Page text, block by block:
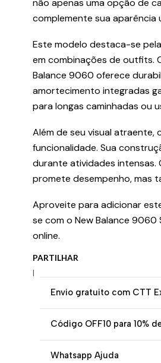
não apenas uma opção de
complemente sua aparência
Este modelo destaca-se
em combinações de outfits.
Balance 9060 oferece
amortecimento integradas
para longas caminhadas ou
Além de seu visual atraente,
funcionalidade. Sua
durante atividades intensas.
promete desempenho, mas
Aproveite para adicionar
se com o New Balance
online.
PARTILHAR
|
Envio gratuito com CTT
Código OFF10 para 10%
Whatsapp Ajuda